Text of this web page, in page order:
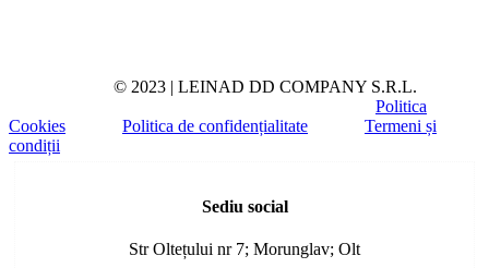
© 2023 | LEINAD DD COMPANY S.R.L.
Politica
Cookies
Politica de confidențialitate
Termeni și
condiții
Sediu social
Str Oltețului nr 7; Morunglav; Olt